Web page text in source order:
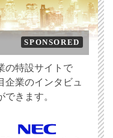
SPONSORED
の特設サイトで
企業のインタビュ
きます。